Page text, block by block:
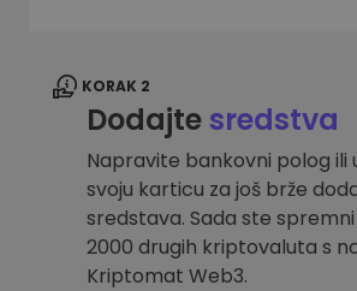
KORAK 2
Dodajtesredstva
Napravite bankovni polog ili
svoju karticu za još brže
sredstava. Sada ste
2000 drugih kriptovaluta s
Kriptomat Web3.